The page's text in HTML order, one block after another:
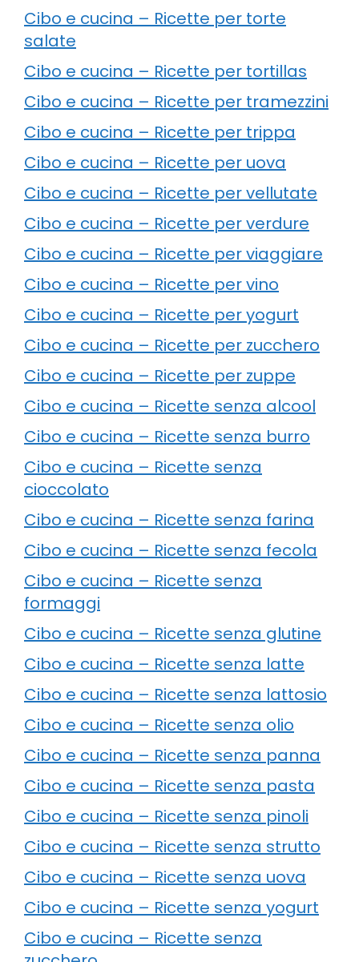
Cibo e cucina – Ricette per torte
salate
Cibo e cucina – Ricette per tortillas
Cibo e cucina – Ricette per tramezzini
Cibo e cucina – Ricette per trippa
Cibo e cucina – Ricette per uova
Cibo e cucina – Ricette per vellutate
Cibo e cucina – Ricette per verdure
Cibo e cucina – Ricette per viaggiare
Cibo e cucina – Ricette per vino
Cibo e cucina – Ricette per yogurt
Cibo e cucina – Ricette per zucchero
Cibo e cucina – Ricette per zuppe
Cibo e cucina – Ricette senza alcool
Cibo e cucina – Ricette senza burro
Cibo e cucina – Ricette senza
cioccolato
Cibo e cucina – Ricette senza farina
Cibo e cucina – Ricette senza fecola
Cibo e cucina – Ricette senza
formaggi
Cibo e cucina – Ricette senza glutine
Cibo e cucina – Ricette senza latte
Cibo e cucina – Ricette senza lattosio
Cibo e cucina – Ricette senza olio
Cibo e cucina – Ricette senza panna
Cibo e cucina – Ricette senza pasta
Cibo e cucina – Ricette senza pinoli
Cibo e cucina – Ricette senza strutto
Cibo e cucina – Ricette senza uova
Cibo e cucina – Ricette senza yogurt
Cibo e cucina – Ricette senza